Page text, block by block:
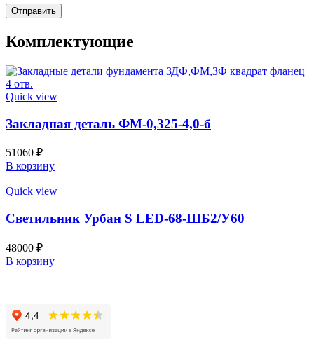
Комплектующие
Quick view
Закладная деталь ФМ-0,325-4,0-б
51060 ₽
В корзину
Quick view
Светильник Урбан S LED-68-ШБ2/У60
48000 ₽
В корзину